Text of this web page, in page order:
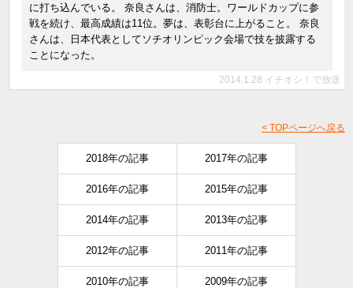
に打ち込んでいる。 奈良さんは、消防士。ワールドカップに参
戦を続け、最高成績は11位。夢は、表彰台に上がること。 奈良
さんは、日本代表としてソチオリンピック会場で技を披露する
ことになった。
2014.1.28 イチオシ！で放送
< TOPページへ戻る
2018年の記事 2017年の記事
2016年の記事 2015年の記事
2014年の記事 2013年の記事
2012年の記事 2011年の記事
2010年の記事 2009年の記事